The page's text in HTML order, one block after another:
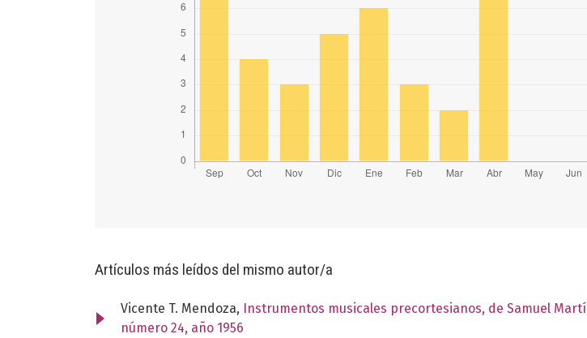
Artículos más leídos del mismo autor/a
Vicente T. Mendoza, Instrumentos musicales precortesianos, de Samuel Martí
número 24, año 1956